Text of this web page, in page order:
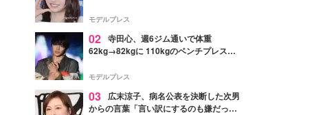
モデルプレス
02 寺田心、週6ジム通いで体重
62kg→82kgに 110kgのベンチプレス持
「かっこいい」と反響
モデルプレス
03
広末涼子、病名公表を決断した次男
からの言葉「言い訳にするのも嫌だっ